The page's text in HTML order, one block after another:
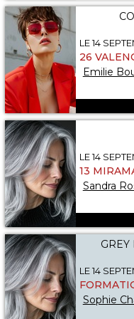
LE 14
26
Emilie
LE 14
13
Sandra
LE 14
Sophie